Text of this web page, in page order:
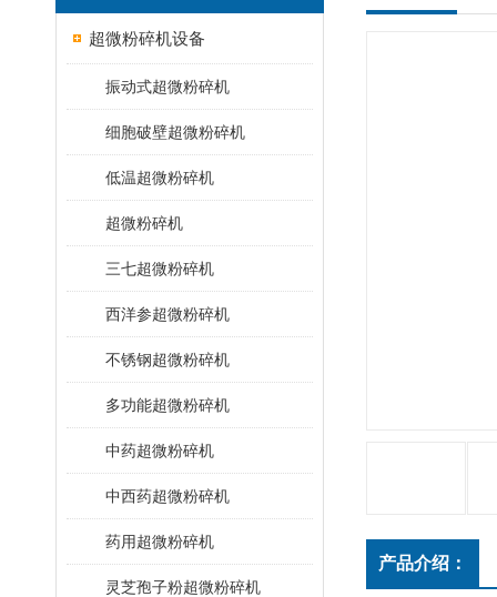
超微粉碎机设备
振动式超微粉碎机
细胞破壁超微粉碎机
低温超微粉碎机
超微粉碎机
三七超微粉碎机
西洋参超微粉碎机
不锈钢超微粉碎机
多功能超微粉碎机
中药超微粉碎机
中西药超微粉碎机
药用超微粉碎机
灵芝孢子粉超微粉碎机
产品介绍：